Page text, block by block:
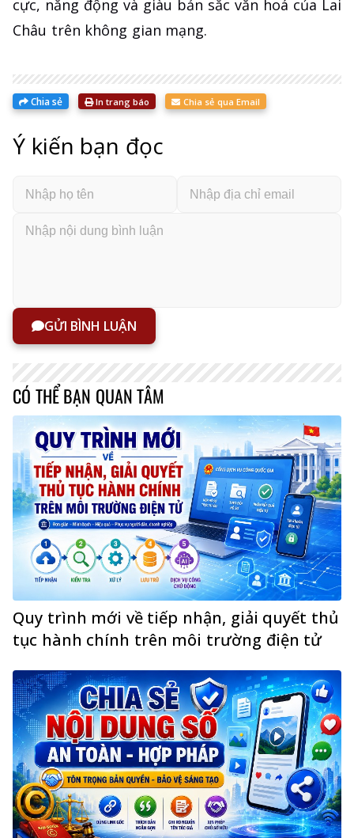
cực, năng động và giàu bản sắc văn hoá của Lai
Châu trên không gian mạng.
Chia sẻ In trang báo Chia sẻ qua Email
Ý kiến bạn đọc
GỬI BÌNH LUẬN
CÓ THỂ BẠN QUAN TÂM
Quy trình mới về tiếp nhận, giải quyết thủ
tục hành chính trên môi trường điện tử